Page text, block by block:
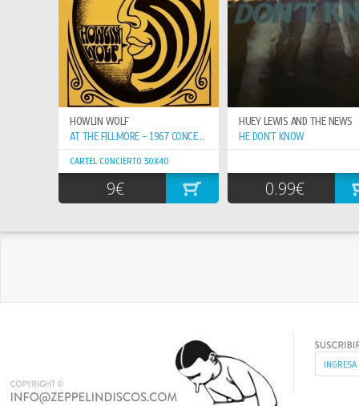
HOWLIN WOLF
AT THE FILLMORE - 1967 CONCERT
CARTEL CONCIERTO 30X40
9€
HUEY LEWIS AND THE NEWS
HE DON`T KNOW
0.99€